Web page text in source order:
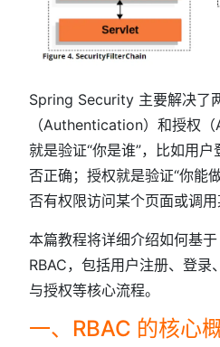
Spring Security 主要解决了
（Authentication）和授权
就是验证“你是谁”，比如用
否正确；授权就是验证“你能
否有权限访问某个页面或调用
本篇教程将详细介绍如何基
RBAC，包括用户注册、登
与授权等核心流程。
一、RBAC 的核心